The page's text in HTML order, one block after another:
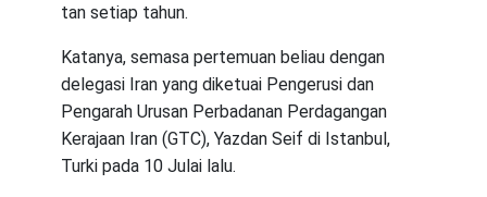
tan setiap tahun.
Katanya, semasa pertemuan beliau dengan
delegasi Iran yang diketuai Pengerusi dan
Pengarah Urusan Perbadanan Perdagangan
Kerajaan Iran (GTC), Yazdan Seif di Istanbul,
Turki pada 10 Julai lalu.